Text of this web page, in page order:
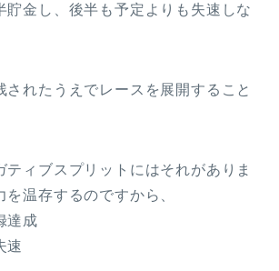
金し、後半も予定よりも失速しな
されたうえでレースを展開すること
ティブスプリットにはそれがありま
温存するのですから、
達成
速